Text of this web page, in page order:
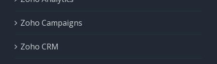
Zoho Campaigns
Zoho CRM